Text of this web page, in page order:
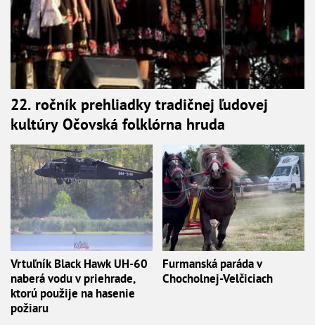
22. ročník prehliadky tradičnej ľudovej
kultúry Očovská folklórna hruda
Vrtuľník Black Hawk UH-60
naberá vodu v priehrade,
ktorú použije na hasenie
požiaru
Furmanská paráda v
Chocholnej-Velčiciach